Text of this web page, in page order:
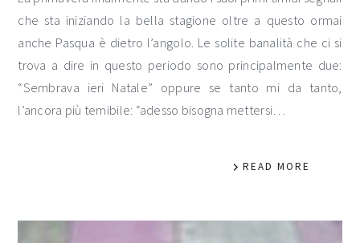
che sta iniziando la bella stagione oltre a questo ormai
anche Pasqua è dietro l’angolo. Le solite banalità che ci si
trova a dire in questo periodo sono principalmente due:
“Sembrava ieri Natale” oppure se tanto mi da tanto,
l’ancora più temibile: “adesso bisogna mettersi…
READ MORE